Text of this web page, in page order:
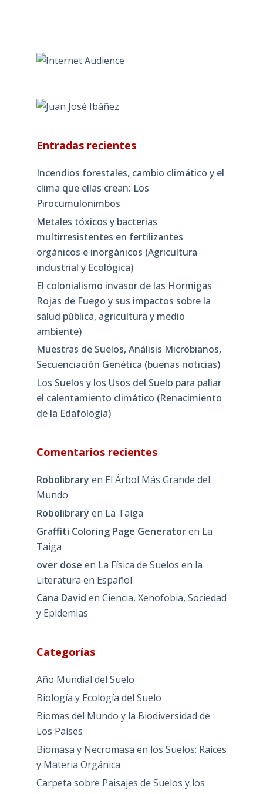
Entradas recientes
Incendios forestales, cambio climático y el
clima que ellas crean: Los
Pirocumulonimbos
Metales tóxicos y bacterias
multirresistentes en fertilizantes
orgánicos e inorgánicos (Agricultura
industrial y Ecológica)
El colonialismo invasor de las Hormigas
Rojas de Fuego y sus impactos sobre la
salud pública, agricultura y medio
ambiente)
Muestras de Suelos, Análisis Microbianos,
Secuenciación Genética (buenas noticias)
Los Suelos y los Usos del Suelo para paliar
el calentamiento climático (Renacimiento
de la Edafología)
Comentarios recientes
Robolibrary en El Árbol Más Grande del
Mundo
Robolibrary en La Taiga
Graffiti Coloring Page Generatoren La
Taiga
over dose en La Física de Suelos en la
Literatura en Español
Cana David en Ciencia, Xenofobia, Sociedad
y Epidemias
Categorías
Año Mundial del Suelo
Biología y Ecología del Suelo
Biomas del Mundo y la Biodiversidad de
Los Países
Biomasa y Necromasa en los Suelos: Raíces
y Materia Orgánica
Carpeta sobre Paisajes de Suelos y los